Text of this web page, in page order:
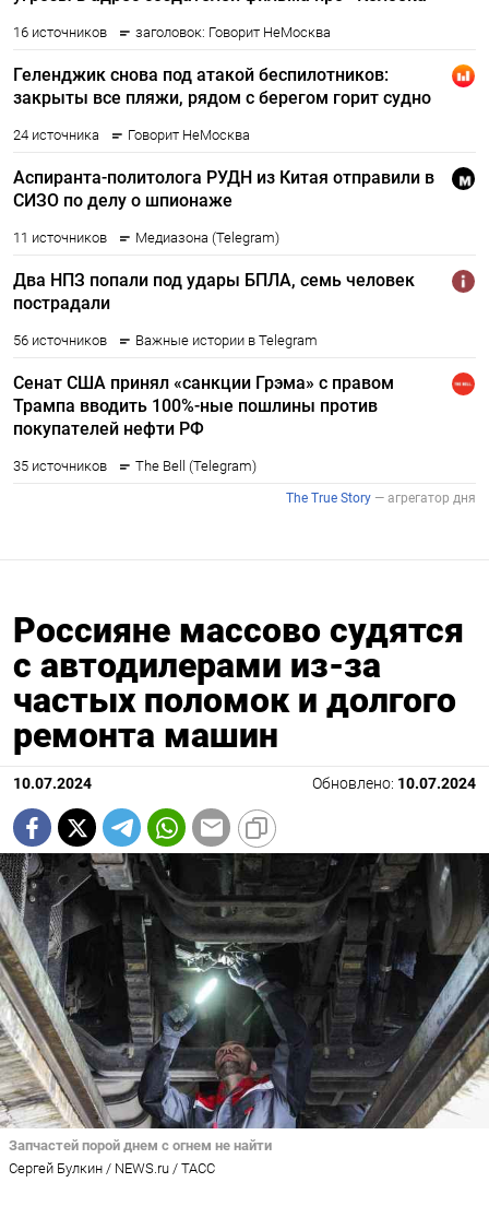
Россияне массово судятся
с автодилерами из-за
частых поломок и долгого
ремонта машин
10.07.2024 Обновлено: 10.07.2024
Запчастей порой днем с огнем не найти
Сергей Булкин / NEWS.ru / TACC